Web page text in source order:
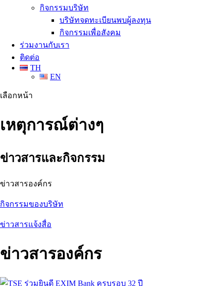
กิจกรรมบริษัท
บริษัทจดทะเบียนพบผู้ลงทุน
กิจกรรมเพื่อสังคม
ร่วมงานกับเรา
ติดต่อ
TH
EN
เลือกหน้า
เหตุการณ์ต่างๆ
ข่าวสารและกิจกรรม
ข่าวสารองค์กร
กิจกรรมของบริษัท
ข่าวสารแจ้งสื่อ
ข่าวสารองค์กร